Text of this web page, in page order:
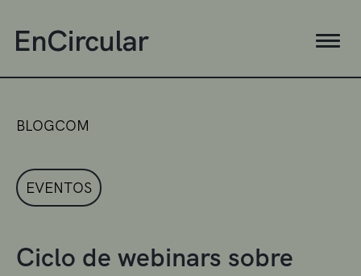
BLOGCOM
EVENTOS
Ciclo de webinars sobre